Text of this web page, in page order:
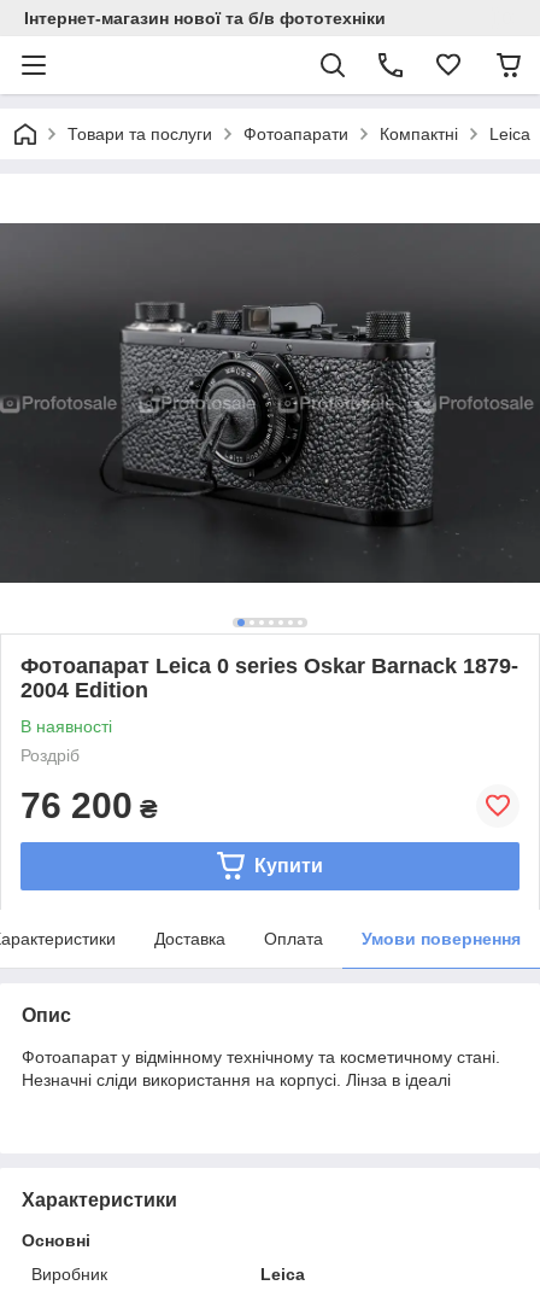
Інтернет-магазин нової та б/в фототехніки
Товари та послуги Фотоапарати Компактні Leica
Фотоапарат Leica 0 series Oskar Barnack 1879-
2004 Edition
В наявності
Роздріб
76 200 ₴
Купити
Доставка Оплата Умови повернення
Опис
Фотоапарат у відмінному технічному та косметичному стані.
Незначні сліди використання на корпусі. Лінза в ідеалі
Характеристики
Основні
Виробник
Leica